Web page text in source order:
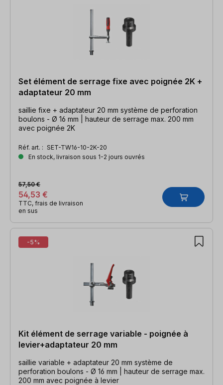
Set élément de serrage fixe avec poignée 2K +
adaptateur 20 mm
saillie fixe + adaptateur 20 mm système de perforation
boulons - Ø 16 mm | hauteur de serrage max. 200 mm
avec poignée 2K
Réf. art. : SET-TW16-10-2K-20
En stock, livraison sous 1-2 jours ouvrés
54,53 €
57,50 €
TTC, frais de livraison
en sus
-5%
Kit élément de serrage variable - poignée à
levier+adaptateur 20 mm
saillie variable + adaptateur 20 mm système de
perforation boulons - Ø 16 mm | hauteur de serrage max.
200 mm avec poignée à levier